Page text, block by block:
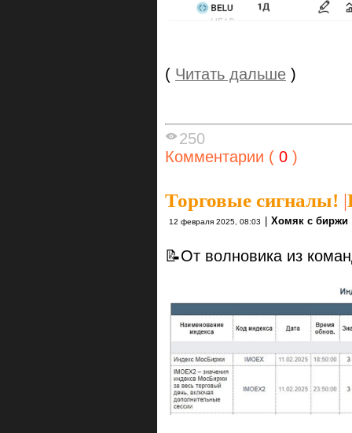
( Читать дальше )
250
Комментарии ( 0 )
Торговые сигналы! |
12 февраля 2025, 08:03 Хомяк с биржи
📝От волновика из